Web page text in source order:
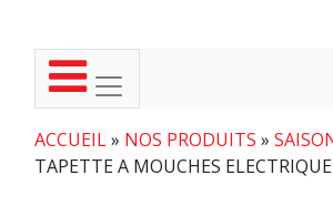
ACCUEIL» NOS PRODUITS »
TAPETTE A MOUCHES ELECTRIQUE